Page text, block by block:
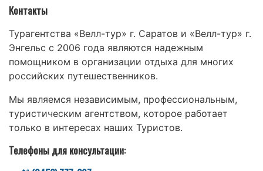
Контакты
Турагентства «Велл-тур» г. Саратов и «Велл-тур» г.
Энгельс с 2006 года являются надежным
помощником в организации отдыха для многих
российских путешественников.
Мы являемся независимым, профессиональным,
туристическим агентством, которое работает
только в интересах наших Туристов.
Телефоны для консультации: